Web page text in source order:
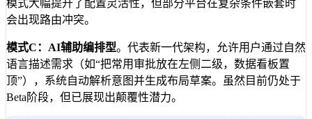
模式大幅提升了配置灵活性，但部分平台在复杂条件嵌套时
会出现路由冲突。
模式C：AI辅助编排型。代表新一代架构，允许用户通过自然
语言描述需求（如“把常用审批放在左侧二级，数据看板置
顶”），系统自动解析意图并生成布局草案。虽然目前仍处于
Beta阶段，但已展现出颠覆性潜力。